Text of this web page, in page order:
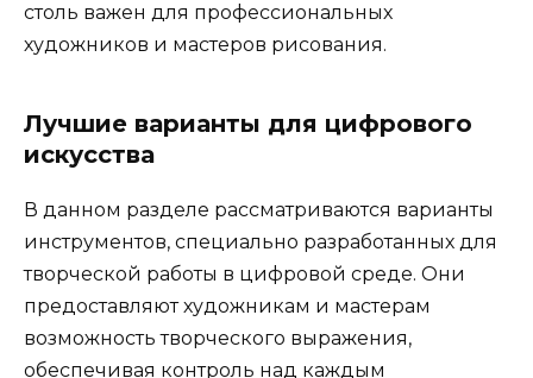
столь важен для профессиональных
художников и мастеров рисования.
Лучшие варианты для цифрового
искусства
В данном разделе рассматриваются варианты
инструментов, специально разработанных для
творческой работы в цифровой среде. Они
предоставляют художникам и мастерам
возможность творческого выражения,
обеспечивая контроль над каждым